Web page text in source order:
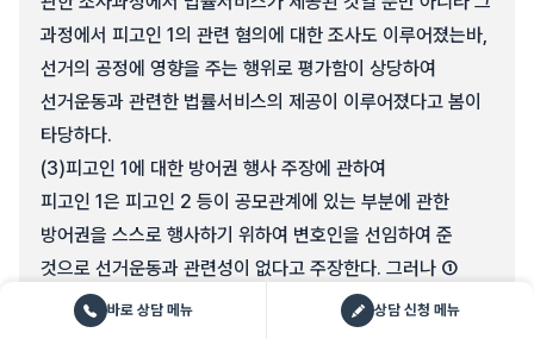
과정에서 피고인 1의 관련 혐의에 대한 조사도 이루어졌는바,
선거의 공정에 영향을 주는 행위로 평가함이 상당하여
선거운동과 관련한 법률서비스의 제공이 이루어졌다고 봄이
타당하다.
(3)피고인 1에 대한 방어권 행사 주장에 관하여
피고인 1은 피고인 2 등이 공모관계에 있는 부분에 관한
방어권을 스스로 행사하기 위하여 변호인을 선임하여 준
것으로 선거운동과 관련성이 없다고 주장한다. 그러나 ①
앞서 본 바와 같이 피고인 1이 피고인 2 등에 대하여 변호인을
바로 상담 메뉴 상담 신청 메뉴